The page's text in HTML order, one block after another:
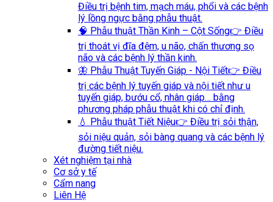
Điều trị bệnh tim, mạch máu, phổi và các bệnh
lý lồng ngực bằng phẫu thuật.
🧠 Phẫu thuật Thần Kinh – Cột Sống👉 Điều
trị thoát vị đĩa đệm, u não, chấn thương sọ
não và các bệnh lý thần kinh.
🦋 Phẫu Thuật Tuyến Giáp - Nội Tiết👉 Điều
trị các bệnh lý tuyến giáp và nội tiết như u
tuyến giáp, bướu cổ, nhân giáp… bằng
phương pháp phẫu thuật khi có chỉ định.
💧 Phẫu thuật Tiết Niệu👉 Điều trị sỏi thận,
sỏi niệu quản, sỏi bàng quang và các bệnh lý
đường tiết niệu.
Xét nghiệm tại nhà
Cơ sở y tế
Cẩm nang
Liên Hệ